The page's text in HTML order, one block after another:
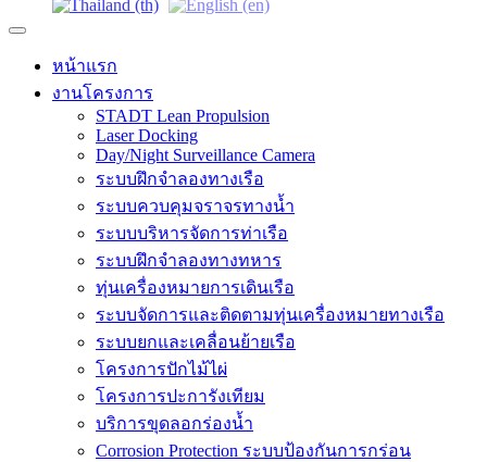
หน้าแรก
งานโครงการ
STADT Lean Propulsion
Laser Docking
Day/Night Surveillance Camera
ระบบฝึกจำลองทางเรือ
ระบบควบคุมจราจรทางน้ำ
ระบบบริหารจัดการท่าเรือ
ระบบฝึกจำลองทางทหาร
ทุ่นเครื่องหมายการเดินเรือ
ระบบจัดการและติดตามทุ่นเครื่องหมายทางเรือ
ระบบยกและเคลื่อนย้ายเรือ
โครงการปักไม้ไผ่
โครงการปะการังเทียม
บริการขุดลอกร่องน้ำ
Corrosion Protection ระบบป้องกันการกร่อน